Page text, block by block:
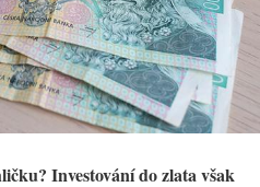
Investování do zlata však